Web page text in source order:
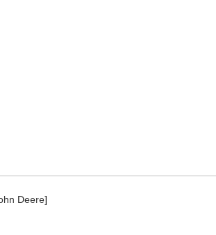
Deere]